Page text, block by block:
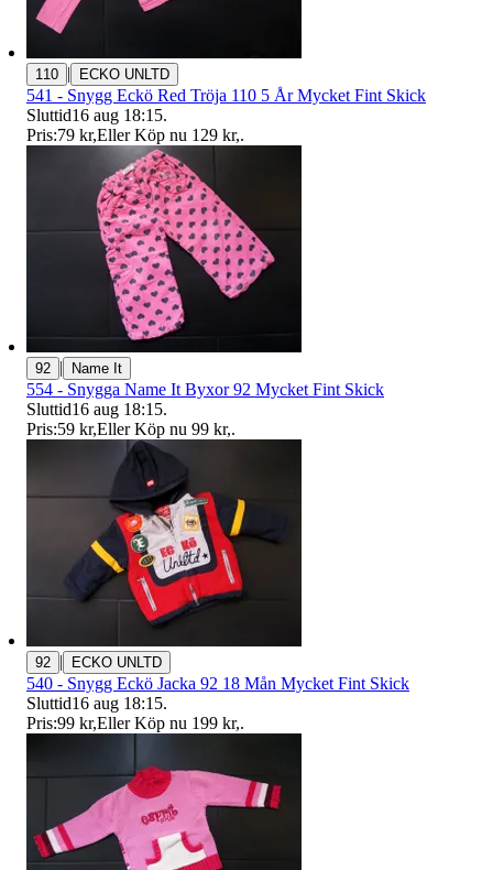
110 | ECKO UNLTD
541 - Snygg Eckö Red Tröja 110 5 År Mycket Fint Skick
Sluttid16 aug 18:15.
Pris:79 kr,Eller Köp nu 129 kr,.
92 | Name It
554 - Snygga Name It Byxor 92 Mycket Fint Skick
Sluttid16 aug 18:15.
Pris:59 kr,Eller Köp nu 99 kr,.
92 | ECKO UNLTD
540 - Snygg Eckö Jacka 92 18 Mån Mycket Fint Skick
Sluttid16 aug 18:15.
Pris:99 kr,Eller Köp nu 199 kr,.